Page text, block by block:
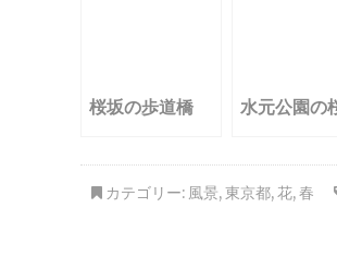
桜坂の歩道橋 水元公園の
カテゴリー: 風景,東京都,花,春